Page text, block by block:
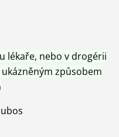
lékaře, nebo v drogérii
způsobem